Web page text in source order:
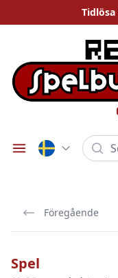
Tidlösa
Öppna meny
Sök
Föregående
Spel